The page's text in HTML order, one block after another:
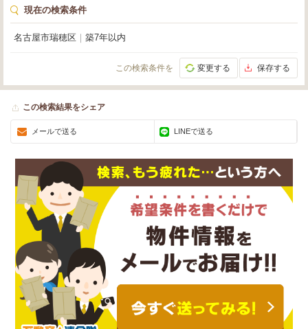
現在の検索条件
名古屋市瑞穂区 築7年以内
この検索条件を 変更する 保存する
この検索結果をシェア
メールで送る LINEで送る